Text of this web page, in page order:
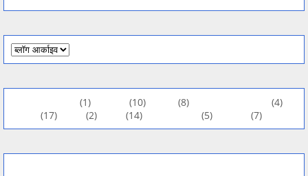
(1) (10) (8)
(4)
(17) (2) (14) (5) (7)